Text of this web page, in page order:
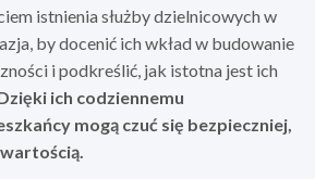
istnienia służby dzielnicowych w
by docenić ich wkład w budowanie
i podkreślić, jak istotna jest ich
ich codziennemu
mogą czuć się bezpieczniej,